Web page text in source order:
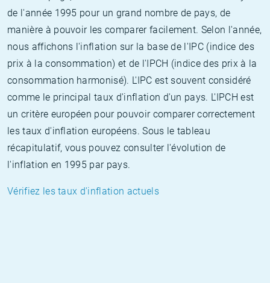
de l'année 1995 pour un grand nombre de pays, de
manière à pouvoir les comparer facilement. Selon l'année,
nous affichons l'inflation sur la base de l'IPC (indice des
prix à la consommation) et de l'IPCH (indice des prix à la
consommation harmonisé). L'IPC est souvent considéré
comme le principal taux d'inflation d'un pays. L'IPCH est
un critère européen pour pouvoir comparer correctement
les taux d'inflation européens. Sous le tableau
récapitulatif, vous pouvez consulter l'évolution de
l'inflation en 1995 par pays.
Vérifiez les taux d'inflation actuels